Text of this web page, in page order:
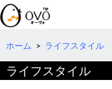
検
索
コ
テ
ツ
へ
ホーム > ライフスタイル
ライフスタイル